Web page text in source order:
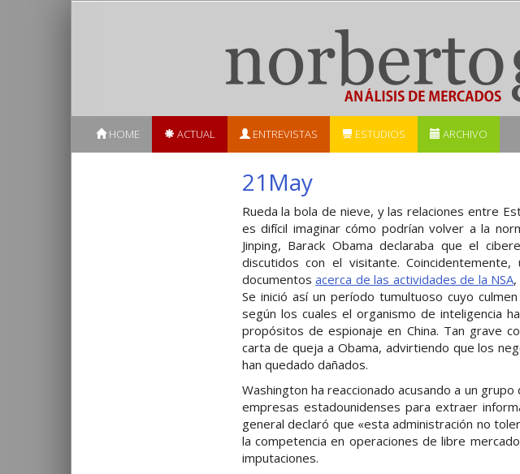
HOME ACTUAL ENTREVISTAS ESTUDIOS ARCHIVO
21May
Rueda la bola de nieve, y las relaciones entre
es difícil imaginar cómo podrían volver a la
Jinping, Barack Obama declaraba que el
discutidos con el visitante.
documentosacerca de las actividades de la NSA
Se inició así un período tumultuoso cuyo
según los cuales el organismo de inteligencia
propósitos de espionaje en China. Tan grave
carta de queja a Obama, advirtiendo que los
han quedado dañados.
Washington ha reaccionado acusando a un
empresas estadounidenses para extraer
general declaró que «esta administración no
la competencia en operaciones de libre
imputaciones.